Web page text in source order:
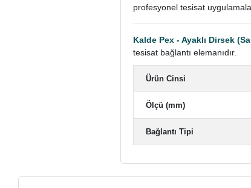
profesyonel tesisat
Kalde Pex - Ayaklı Dirsek
tesisat bağlantı elemanıdır.
Ürün Cinsi
Ölçü (mm)
Bağlantı Tipi